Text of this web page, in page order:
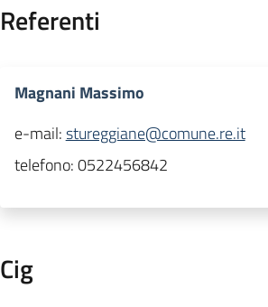
Referenti
Magnani Massimo
e-mail:stureggiane@comune.re.it
telefono:0522456842
Cig